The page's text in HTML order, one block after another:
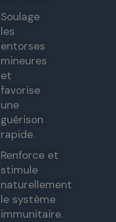
Soulage
les
entorses
mineures
et
favorise
une
guérison
rapide.
Renforce et
stimule
naturellement
le système
immunitaire.